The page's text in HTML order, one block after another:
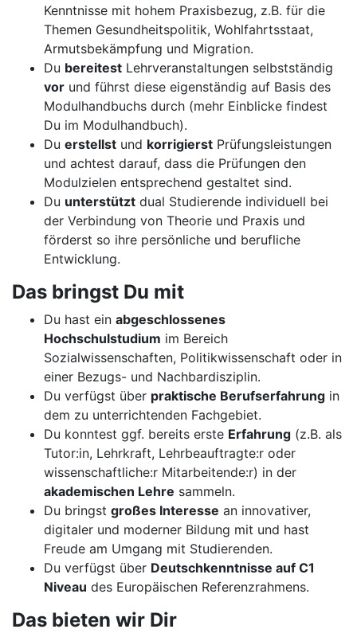
Kenntnisse mit hohem Praxisbezug, z.B. für die
Themen Gesundheitspolitik, Wohlfahrtsstaat,
Armutsbekämpfung und Migration.
Du bereitest Lehrveranstaltungen selbstständig
vor und führst diese eigenständig auf Basis des
Modulhandbuchs durch (mehr Einblicke findest
Du im Modulhandbuch).
Du erstellst und korrigierst Prüfungsleistungen
und achtest darauf, dass die Prüfungen den
Modulzielen entsprechend gestaltet sind.
Du unterstützt dual Studierende individuell bei
der Verbindung von Theorie und Praxis und
förderst so ihre persönliche und berufliche
Entwicklung.
Das bringst Du mit
Du hast ein abgeschlossenes
Hochschulstudium im Bereich
Sozialwissenschaften, Politikwissenschaft oder in
einer Bezugs- und Nachbardisziplin.
Du verfügst über praktische Berufserfahrung in
dem zu unterrichtenden Fachgebiet.
Du konntest ggf. bereits erste Erfahrung (z.B. als
Tutor:in, Lehrkraft, Lehrbeauftragte:r oder
wissenschaftliche:r Mitarbeitende:r) in der
akademischen Lehre sammeln.
Du bringst großes Interesse an innovativer,
digitaler und moderner Bildung mit und hast
Freude am Umgang mit Studierenden.
Du verfügst über Deutschkenntnisse auf C1
Niveau des Europäischen Referenzrahmens.
Das bieten wir Dir